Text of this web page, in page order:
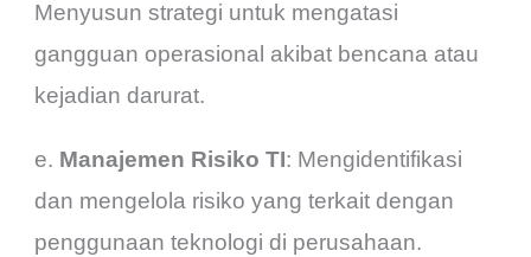
Menyusun strategi untuk mengatasi
gangguan operasional akibat bencana atau
kejadian darurat.
e. Manajemen Risiko TI: Mengidentifikasi
dan mengelola risiko yang terkait dengan
penggunaan teknologi di perusahaan.